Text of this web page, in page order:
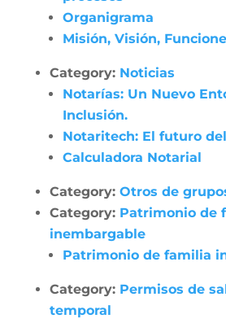
Organigrama
Misión, Visión,
Category: Noticias
Notarías: Un Nuevo
Inclusión.
Notaritech: El futuro
Calculadora Notarial
Category: Otros de
Category: Patrimonio de
inembargable
Patrimonio de familia
Category: Permisos de
temporal